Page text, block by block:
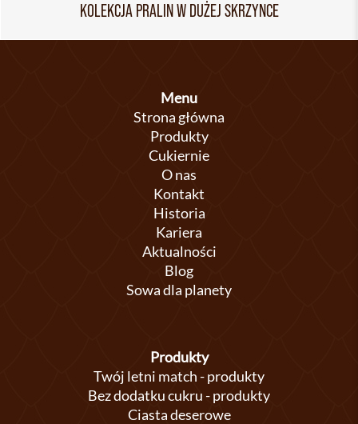
KOLEKCJA PRALIN W DUŻEJ SKRZYNCE
Menu
Strona główna
Produkty
Cukiernie
O nas
Kontakt
Historia
Kariera
Aktualności
Blog
Sowa dla planety
Produkty
Twój letni match - produkty
Bez dodatku cukru - produkty
Ciasta deserowe